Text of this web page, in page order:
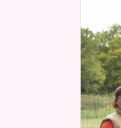
Maurois –
Club
Canin